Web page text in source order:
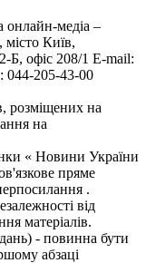
онлайн-медіа –
Київ,
офіс 208/1 E-mail:
044-205-43-00
розміщених на
на
« Новини України
пряме
.
від
матеріалів.
- повинна бути
абзаці